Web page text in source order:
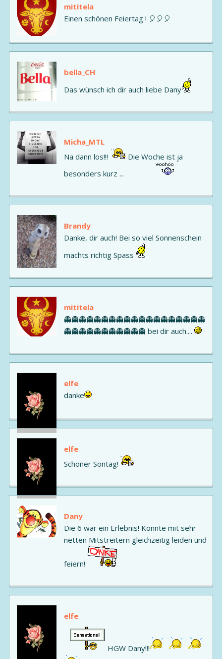
mititela
Einen schönen Feiertag ! 🎈🎈🎈
bella_CH
Das wünsch ich dir auch liebe Dany
Micha_MTL
Na dann los!!!
Die Woche ist ja
besonders kurz ...
Brandy
Danke, dir auch! Bei so viel Sonnenschein
machts richtig Spass
mititela
👻👻👻👻👻👻👻👻👻👻👻👻👻👻👻👻👻👻👻
👻👻👻👻👻👻👻👻👻👻👻 bei dir auch....
elfe
danke
elfe
Schöner Sontag!
Dany
Die 6 war ein Erlebnis! Konnte mit sehr
netten Mitstreitern gleichzeitig leiden und
feiern!
elfe
HGW Dany!!!